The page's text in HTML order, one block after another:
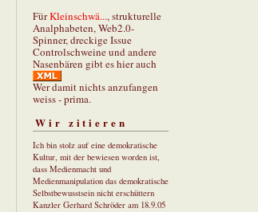
FürKleinschwä..., strukturelle
Analphabeten, Web2.0-
Spinner, dreckige Issue
Controlschweine und andere
Nasenbären gibt es hier auch
Wer damit nichts anzufangen
weiss - prima.
Wir zitieren
Ich bin stolz auf eine demokratische
Kultur, mit der bewiesen worden ist,
dass Medienmacht und
Medienmanipulation das demokratische
Selbstbewusstsein nicht erschüttern
Kanzler Gerhard Schröder am 18.9.05